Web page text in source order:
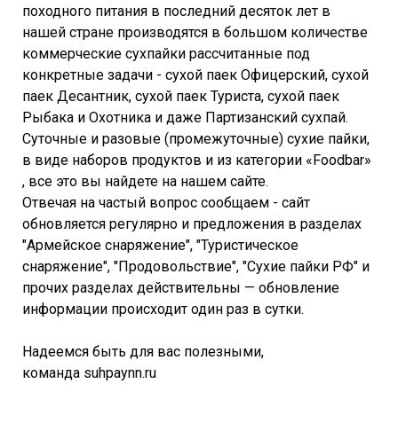
походного питания в последний десяток лет в
нашей стране производятся в большом количестве
коммерческие сухпайки рассчитанные под
конкретные задачи - сухой паек Офицерский, сухой
паек Десантник, сухой паек Туриста, сухой паек
Рыбака и Охотника и даже Партизанский сухпай.
Суточные и разовые (промежуточные) сухие пайки,
в виде наборов продуктов и из категории «Foodbar»
, все это вы найдете на нашем сайте.
Отвечая на частый вопрос сообщаем - сайт
обновляется регулярно и предложения в разделах
"Армейское снаряжение", "Туристическое
снаряжение", "Продовольствие", "Сухие пайки РФ" и
прочих разделах действительны — обновление
информации происходит один раз в сутки.
Надеемся быть для вас полезными,
команда suhpaynn.ru